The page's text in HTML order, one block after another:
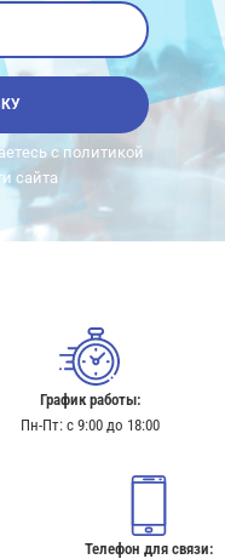
с политикой
сайта
График работы:
Пн-Пт: с 9:00 до 18:00
Телефон для связи: